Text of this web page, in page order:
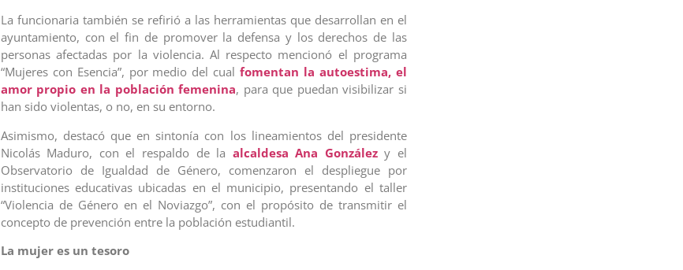
La funcionaria también se refirió a las herramientas que desarrollan en el
ayuntamiento, con el fin de promover la defensa y los derechos de las
personas afectadas por la violencia. Al respecto mencionó el programa
“Mujeres con Esencia”, por medio del cualfomentan la autoestima, el
amor propio en la población femenina, para que puedan visibilizar si
han sido violentas, o no, en su entorno.
Asimismo, destacó que en sintonía con los lineamientos del presidente
Nicolás Maduro, con el respaldo de la alcaldesa Ana Gonzálezy el
Observatorio de Igualdad de Género, comenzaron el despliegue por
instituciones educativas ubicadas en el municipio, presentando el taller
“Violencia de Género en el Noviazgo”, con el propósito de transmitir el
concepto de prevención entre la población estudiantil.
La mujer es un tesoro